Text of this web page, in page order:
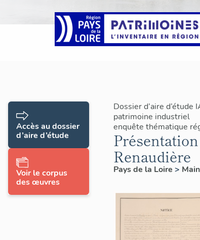
Dossier d’aire
patrimoine industriel
enquête thématique
Renaudière
Pays de la Loire >
Accès au dossier
d’aire d’étude
Voir le corpus
des œuvres